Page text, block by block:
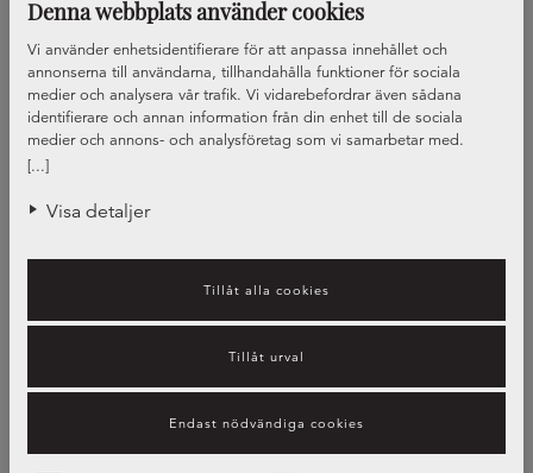
Denna webbplats använder cookies
[...]
Vi använder enhetsidentifierare för att anpassa innehållet och
annonserna till användarna, tillhandahålla funktioner för sociala
medier och analysera vår trafik. Vi vidarebefordrar även sådana
identifierare och annan information från din enhet till de sociala
medier och annons- och analysföretag som vi samarbetar med.
Dessa kan i sin tur kombinera informationen med annan information
använt deras tjänster.
Visa detaljer
Tillåt alla cookies
Tillåt urval
Endast nödvändiga cookies
Guide – bänkskivors olika
egenskaper